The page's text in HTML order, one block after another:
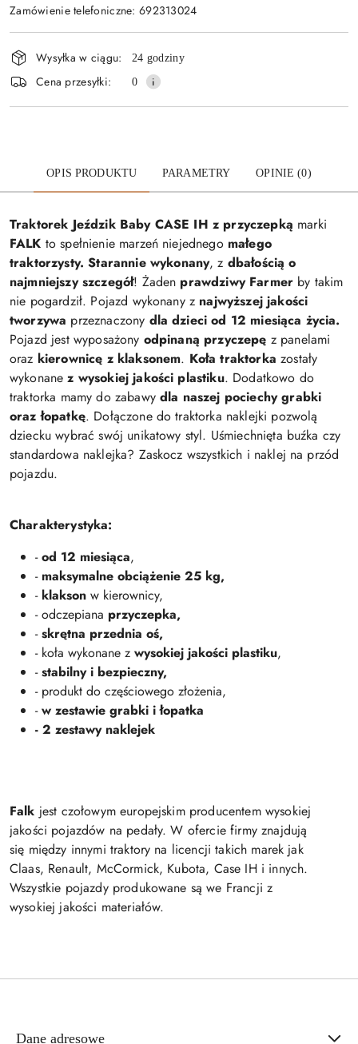
Zamówienie telefoniczne: 692313024
i
dostawa
Wysyłka w ciągu: 24 godziny
Cena przesyłki: 0
OPIS PRODUKTU PARAMETRY OPINIE (0)
Traktorek Jeździk Baby CASE IH z przyczepką marki
FALK to spełnienie marzeń niejednego małego
traktorzysty. Starannie wykonany, z dbałością o
najmniejszy szczegół! Żaden prawdziwy Farmer by takim
nie pogardził. Pojazd wykonany z najwyższej jakości
tworzywa przeznaczony dla dzieci od 12 miesiąca życia.
Pojazd jest wyposażony odpinaną przyczepę z panelami
oraz kierownicę z klaksonem. Koła traktorka zostały
wykonanez wysokiej jakości plastiku. Dodatkowo do
traktorka mamy do zabawydla naszej pociechy grabki
oraz łopatkę. Dołączone do traktorka naklejki pozwolą
dziecku wybrać swój unikatowy styl. Uśmiechnięta buźka czy
standardowa naklejka? Zaskocz wszystkich i naklej na przód
pojazdu.
Charakterystyka:
-od 12 miesiąca,
- maksymalne obciążenie 25 kg,
- klakson w kierownicy,
- odczepiana przyczepka,
-skrętna przednia oś,
- koła wykonane z wysokiej jakości plastiku,
-stabilny i bezpieczny,
- produkt do częściowego złożenia,
-w zestawie grabki i łopatka
- 2 zestawy naklejek
Falk jest czołowym europejskim producentem wysokiej
jakości pojazdów na pedały. W ofercie firmy znajdują
się między innymi traktory na licencji takich marek jak
Claas, Renault, McCormick, Kubota, Case IH i innych.
Wszystkie pojazdy produkowane są we Francji z
wysokiej jakości materiałów.
Dane adresowe